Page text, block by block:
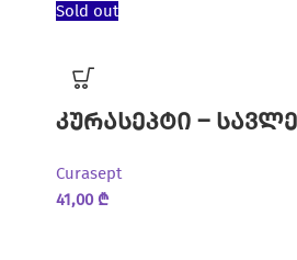
Sold out
კურასეპტი –
Curasept
41,00₾